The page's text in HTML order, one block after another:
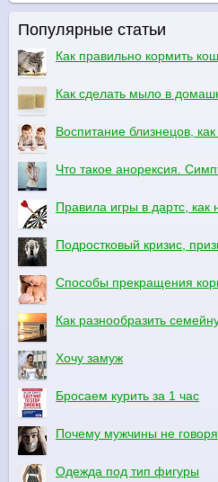
Популярные статьи
Как правильно кормить
Как сделать мыло в
Воспитание близнецов,
Что такое анорексия.
Правила игры в дартс, как
Подростковый кризис,
Способы прекращения
Как разнообразить
Хочу замуж
Бросаем курить за 1 час
Почему мужчины не
Одежда под тип фигуры